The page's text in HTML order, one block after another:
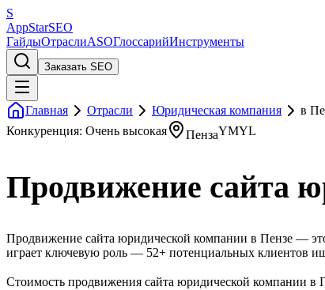
S
AppStarSEO
ГайдыОтраслиASOГлоссарийИнструменты
Заказать SEO
Главная Отрасли Юридическая компания
в
Конкуренция: Очень высокая
ПензаYMYL
Продвижение сайта
Продвижение сайта юридической компании в Пензе —
играет ключевую роль — 52+ потенциальных клиентов
Стоимость продвижения сайта юридической компании